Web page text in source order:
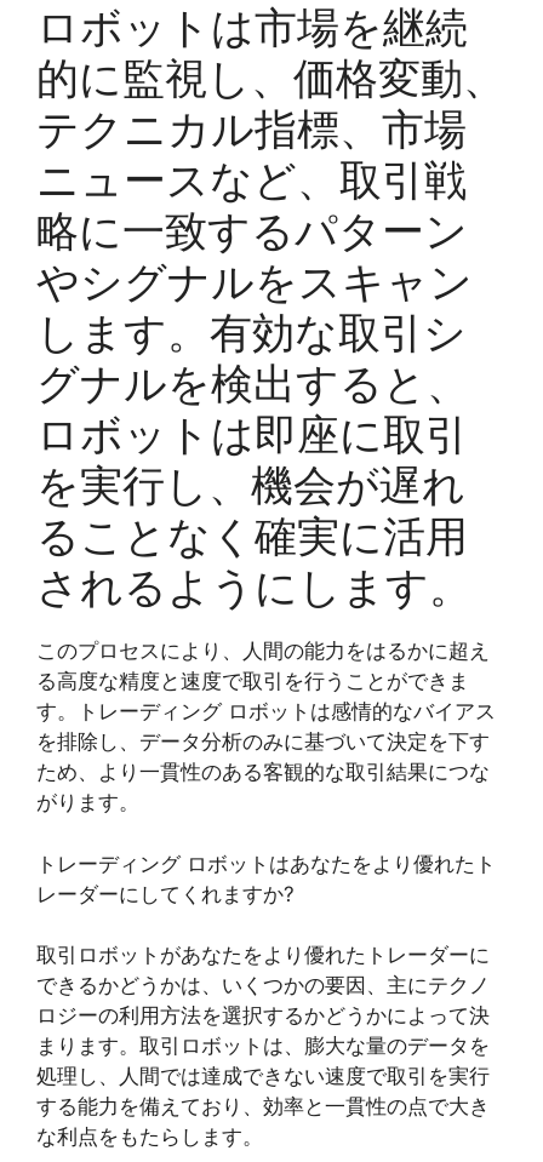
ロボットは市場を継続
的に監視し、価格変動、
テクニカル指標、市場
ニュースなど、取引戦
略に一致するパターン
やシグナルをスキャン
します。有効な取引シ
グナルを検出すると、
ロボットは即座に取引
を実行し、機会が遅れ
ることなく確実に活用
されるようにします。
このプロセスにより、人間の能力をはるかに超え
る高度な精度と速度で取引を行うことができま
す。トレーディング ロボットは感情的なバイアス
を排除し、データ分析のみに基づいて決定を下す
ため、より一貫性のある客観的な取引結果につな
がります。
トレーディング ロボットはあなたをより優れたト
レーダーにしてくれますか?
取引ロボットがあなたをより優れたトレーダーに
できるかどうかは、いくつかの要因、主にテクノ
ロジーの利用方法を選択するかどうかによって決
まります。取引ロボットは、膨大な量のデータを
処理し、人間では達成できない速度で取引を実行
する能力を備えており、効率と一貫性の点で大き
な利点をもたらします。